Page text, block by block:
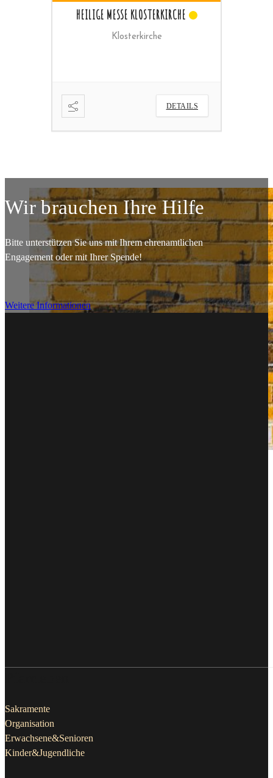
HEILIGE MESSE
Pfarrkirche
DETAILS
Wir brauchen Ihre Hilfe
Bitte unterstützen Sie uns mit Ihrem ehrenamtlichen
Engagement oder mit Ihrer Spende!
Weitere Informationen
Sakramente
Organisation
Erwachsene&Senioren
Kinder&Jugendliche